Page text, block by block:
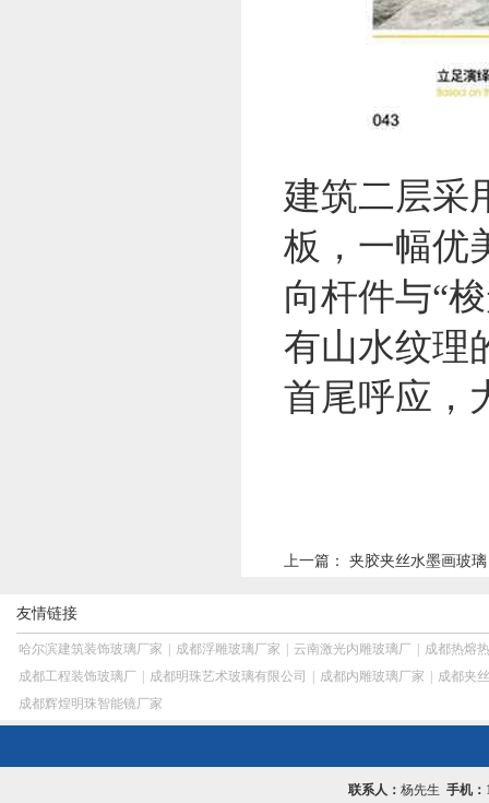
建筑二层采
板，一幅优
向杆件与“
有山水纹理
首尾呼应，
上一篇： 夹胶夹丝水墨画玻璃
友情链接
哈尔滨建筑装饰玻璃厂家 成都浮雕玻璃厂家 云南激光内雕玻璃厂
成都热熔
成都工程装饰玻璃厂
成都明珠艺术玻璃有限公司 成都内雕玻璃厂家
成都夹
成都辉煌明珠智能镜厂家
联系人： 杨先生 手机：